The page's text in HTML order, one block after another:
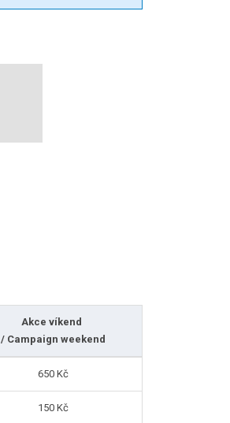
Akce víkend
/ Campaign weekend
650 Kč
150 Kč